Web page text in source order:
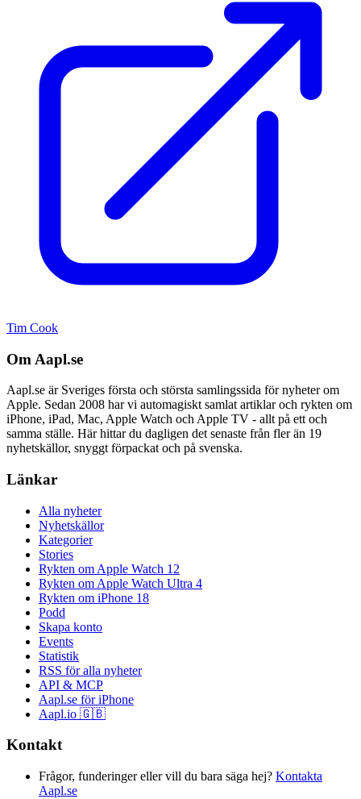
Tim Cook
Om Aapl.se
Aapl.se är Sveriges första och största samlingssida för nyheter om
Apple. Sedan 2008 har vi automagiskt samlat artiklar och rykten om
iPhone, iPad, Mac, Apple Watch och Apple TV - allt på ett och
samma ställe. Här hittar du dagligen det senaste från fler än 19
nyhetskällor, snyggt förpackat och på svenska.
Länkar
Alla nyheter
Nyhetskällor
Kategorier
Stories
Rykten om Apple Watch 12
Rykten om Apple Watch Ultra 4
Rykten om iPhone 18
Podd
Skapa konto
Events
Statistik
RSS för alla nyheter
API & MCP
Aapl.se för iPhone
Aapl.io 🇬🇧
Kontakt
Frågor, funderinger eller vill du bara säga hej? Kontakta
Aapl.se